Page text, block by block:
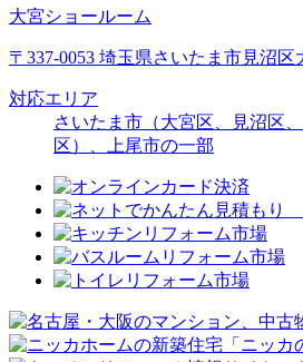
大宮ショールーム
〒337-0053 埼玉県さいたま市見沼区
対応エリア
さいたま市（大宮区、見沼区
区）、上尾市の一部